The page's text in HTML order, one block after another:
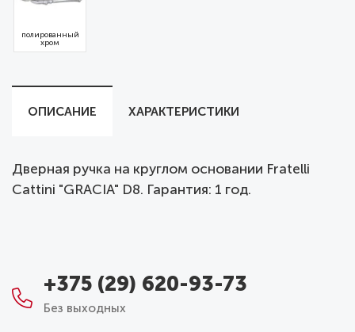
полированный
хром
ОПИСАНИЕ ХАРАКТЕРИСТИКИ
Дверная ручка на круглом основании Fratelli
Cattini "GRACIA" D8. Гарантия: 1 год.
+375 (29) 620-93-73
Без выходных